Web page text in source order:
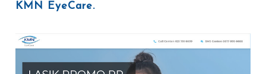
KMN EyeCare.